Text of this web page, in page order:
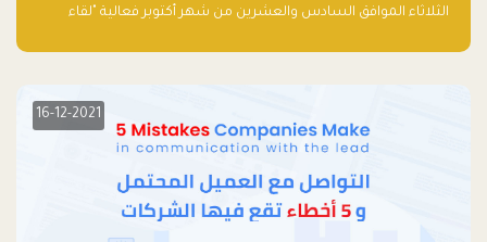
الثلاثاء الموافق السادس والعشرين من شهر أكتوبر فعالية "لقاء
مشاركاً من أبرز صناديق رأس المال الجريء وممثلي المؤسسات
16-12-2021